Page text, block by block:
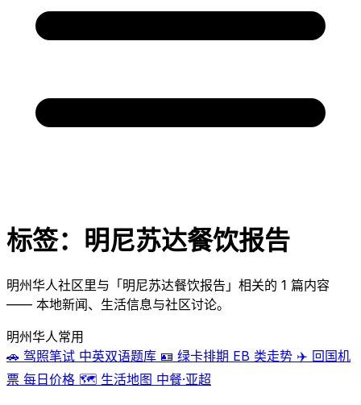
标签：明尼苏达餐饮报告
明州华人社区里与「明尼苏达餐饮报告」相关的 1 篇内容
—— 本地新闻、生活信息与社区讨论。
明州华人常用
🚗 驾照笔试 中英双语题库 🪪 绿卡排期 EB 类走势 ✈️ 回国机
票 每日价格 🗺️ 生活地图 中餐·亚超